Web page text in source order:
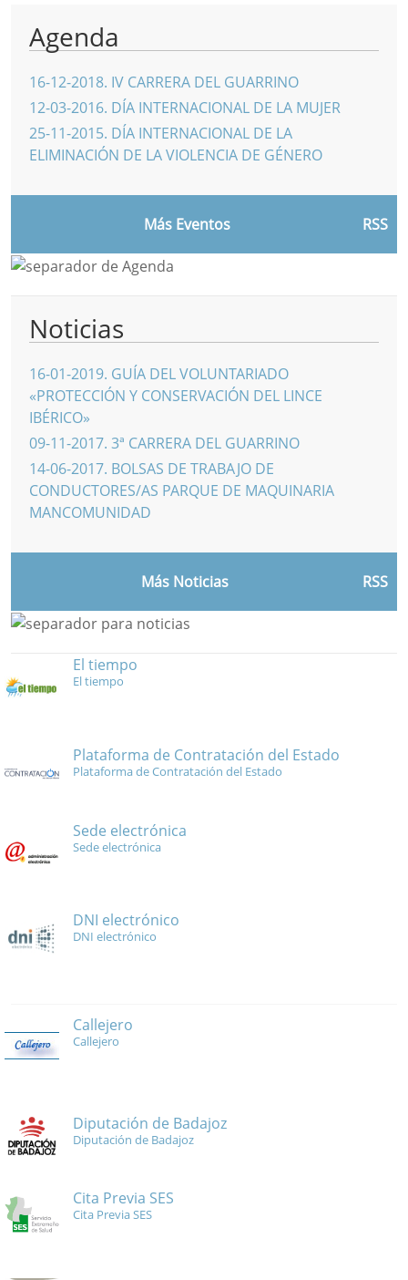
Agenda
16-12-2018. IV CARRERA DEL GUARRINO
12-03-2016. DÍA INTERNACIONAL DE LA MUJER
25-11-2015. DÍA INTERNACIONAL DE LA
ELIMINACIÓN DE LA VIOLENCIA DE GÉNERO
Más Eventos RSS
Noticias
16-01-2019. GUÍA DEL VOLUNTARIADO
«PROTECCIÓN Y CONSERVACIÓN DEL LINCE
IBÉRICO»
09-11-2017. 3ª CARRERA DEL GUARRINO
14-06-2017. BOLSAS DE TRABAJO DE
CONDUCTORES/AS PARQUE DE MAQUINARIA
MANCOMUNIDAD
Más Noticias RSS
El tiempo
El tiempo
Plataforma de Contratación del Estado
Plataforma de Contratación del Estado
Sede electrónica
Sede electrónica
DNI electrónico
DNI electrónico
Callejero
Callejero
Diputación de Badajoz
Diputación de Badajoz
Cita Previa SES
Cita Previa SES